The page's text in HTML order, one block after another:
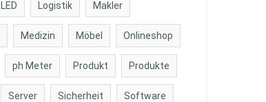
LED Logistik Makler
Medizin Möbel Onlineshop
ph Meter Produkt Produkte
Server Sicherheit Software